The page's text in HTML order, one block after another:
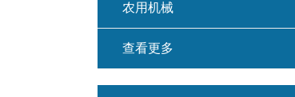
农用机械
查看更多